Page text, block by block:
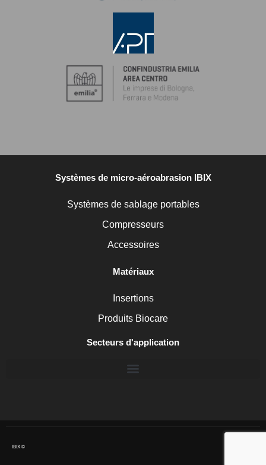
Systèmes de micro-aéroabrasion IBIX
Systèmes de sablage portables
Compresseurs
Accessoires
Matériaux
Insertions
Produits Biocare
Secteurs d'application
IBIX ©